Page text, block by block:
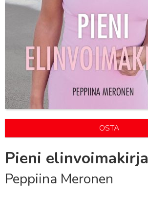
OSTA
Pieni elinvoimakirja
Peppiina Meronen